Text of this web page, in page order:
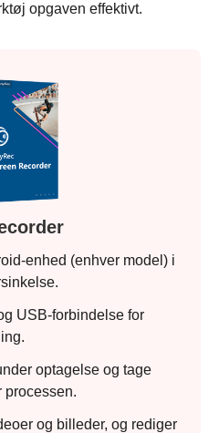
opgaven effektivt.
enhed (enhver model) i
USB-forbindelse for
optagelse og tage
og billeder, og rediger